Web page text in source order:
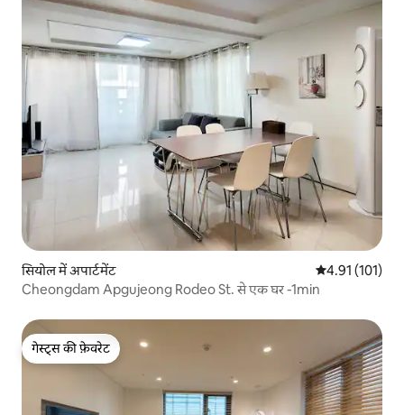
सियोल में अपार्टमेंट औसत रेटिंग 5 में से
4.91 (101)
Cheongdam Apgujeong Rodeo St. से एक घर -1min
गेस्ट्स की फ़ेवरेट
गेस्ट्स की फ़ेवरेट